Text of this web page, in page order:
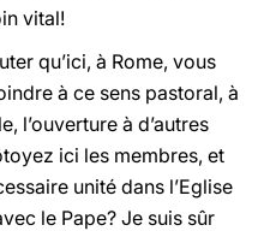
vital!
qu’ici, à Rome, vous
à ce sens pastoral, à
l’ouverture à d’autres
ici les membres, et
unité dans l’Eglise
le Pape? Je suis sûr